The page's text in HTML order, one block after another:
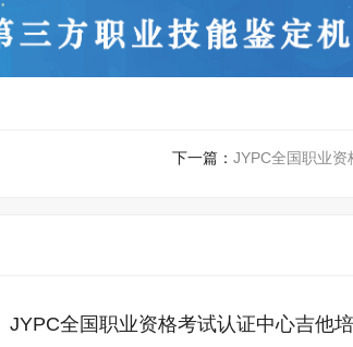
下一篇： JYPC全国职业
JYPC全国职业资格考试认证中心吉他